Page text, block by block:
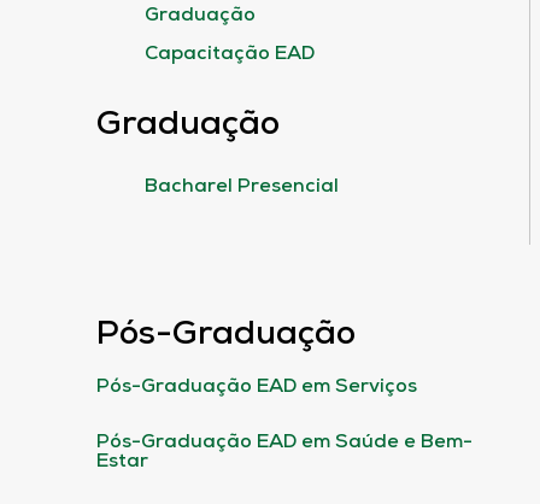
Graduação
Capacitação EAD
Graduação
Bacharel Presencial
Pós-Graduação
Pós-Graduação EAD em Serviços
Pós-Graduação EAD em Saúde e Bem-
Estar